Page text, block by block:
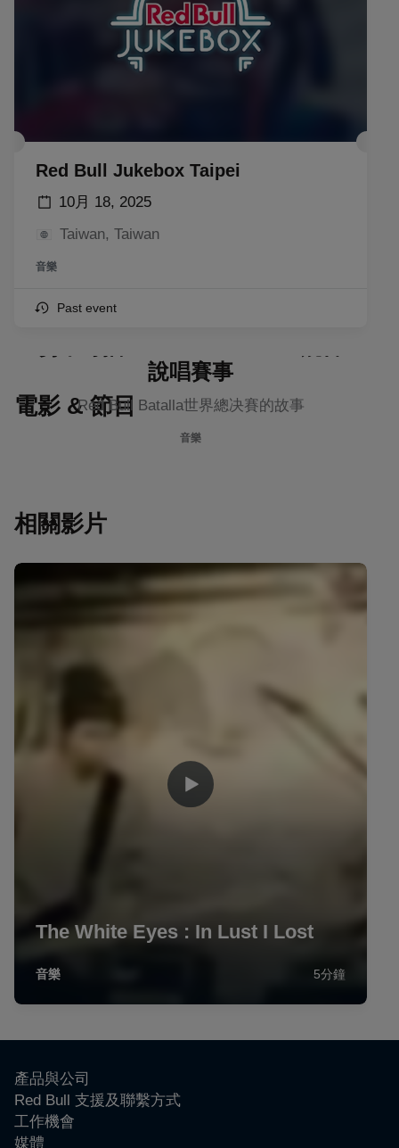
Red Bull Jukebox Taipei
10月 18, 2025
Taiwan, Taiwan
音樂
Past event
電影 & 節目
說唱賽事
Red Bull Batalla世界總决賽的故事
音樂
相關影片